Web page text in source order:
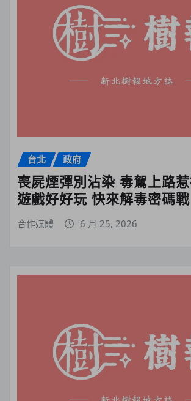
台北 政府
喪屍煙彈別沾染 毒駕上路
遊戲好好玩 快來解毒密碼戰
合作媒體 6 月 25, 2026